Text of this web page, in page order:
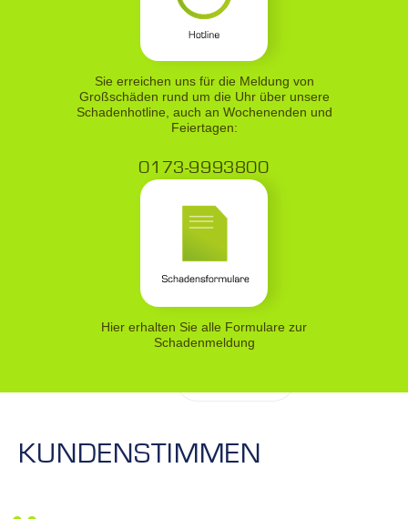
Sie erreichen uns für die Meldung von
Großschäden rund um die Uhr über unsere
Schadenhotline, auch an Wochenenden und
Feiertagen:
0173-9993800
Hier erhalten Sie alle Formulare zur
Schadenmeldung
KUNDENSTIMMEN